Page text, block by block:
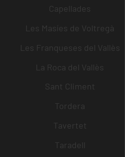
Capellades
Les Masíes de Voltregà
Les Franqueses del Vallès
La Roca del Vallès
Sant Climent
Tordera
Tavertet
Taradell